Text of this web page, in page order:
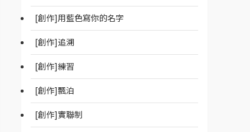
[創作]用藍色寫你的名字
[創作]追溯
[創作]練習
[創作]飄泊
[創作]實聯制